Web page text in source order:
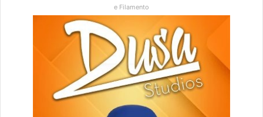
e Filamento